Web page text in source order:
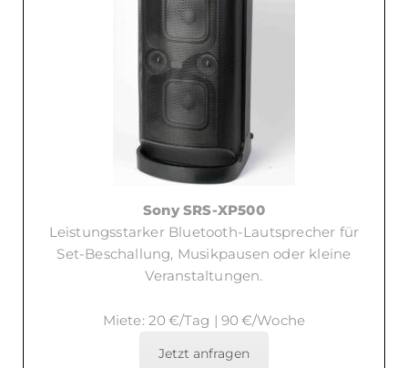
Sony SRS-XP500
Leistungsstarker Bluetooth-Lautsprecher für
Set-Beschallung, Musikpausen oder kleine
Veranstaltungen.
Miete: 20 €/Tag | 90 €/Woche
Jetzt anfragen